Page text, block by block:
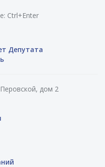
Ctrl+Enter
Депутата
дом 2